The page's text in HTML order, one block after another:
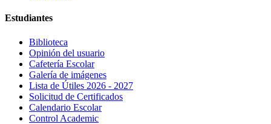
Estudiantes
Biblioteca
Opinión del usuario
Cafetería Escolar
Galería de imágenes
Lista de Útiles 2026 - 2027
Solicitud de Certificados
Calendario Escolar
Control Academic